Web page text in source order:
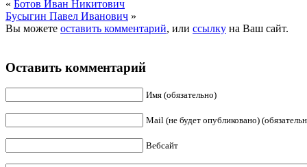
« Ботов Иван Никитович
Бусыгин Павел Иванович »
Вы можете оставить комментарий, или ссылку на Ваш сайт.
Оставить комментарий
Имя (обязательно)
Mail (не будет опубликовано)
Вебсайт